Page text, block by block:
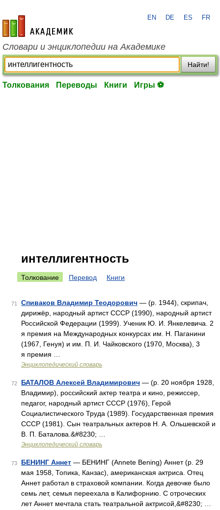
academic.ru
EN DE ES FR
Словари и энциклопедии на Академике
Найти!
Толкования Переводы Книги Игры ⚽
интеллигентность
Толкование Перевод Книги
71 Спиваков Владимир Теодорович — (р. 1944), скрипач,
дирижёр, народный артист СССР (1990), народный артист
Российской Федерации (1999). Ученик Ю. И. Янкелевича. 2
я премия на Международных конкурсах им. Н. Паганини
(1967, Генуя) и им. П. И. Чайковского (1970, Москва), 3
я премия …
Энциклопедический словарь
72 БАТАЛОВ Алексей Владимирович — (р. 20 ноября 1928,
Владимир), российский актер театра и кино, режиссер,
педагог, народный артист СССР (1976), Герой
Социалистического Труда (1989). Государственная премия
СССР (1981). Сын театральных актеров Н. А. Ольшевской и
В. П. Баталова.&#8230; …
Энциклопедический словарь
73 БЕНИНГ Аннет — БЕНИНГ (Annete Bening) Аннет (р. 29
мая 1958, Топика, Канзас), американская актриса. Отец
Аннет работал в страховой компании. Когда девочке было
семь лет, семья переехала в Калифорнию. С отроческих
лет Аннет мечтала стать театральной актрисой,&#8230; …